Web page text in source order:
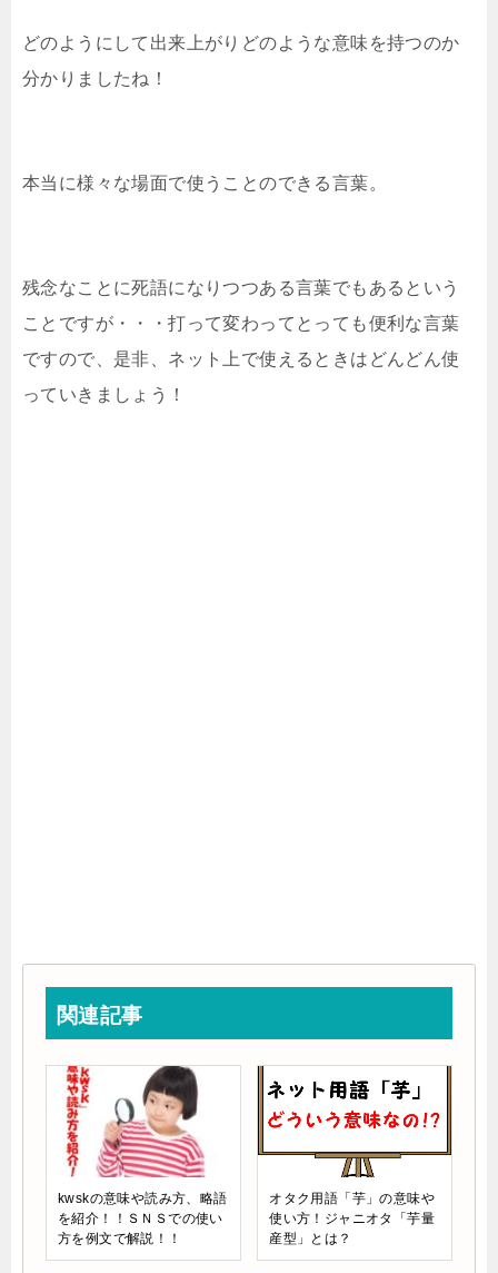
どのようにして出来上がりどのような意味を持つのか
分かりましたね！
本当に様々な場面で使うことのできる言葉。
残念なことに死語になりつつある言葉でもあるという
ことですが・・・打って変わってとっても便利な言葉
ですので、是非、ネット上で使えるときはどんどん使
っていきましょう！
関連記事
kwskの意味や読み方、略語
を紹介！！ＳＮＳでの使い
方を例文で解説！！
オタク用語「芋」の意味や
使い方！ジャニオタ「芋量
産型」とは？